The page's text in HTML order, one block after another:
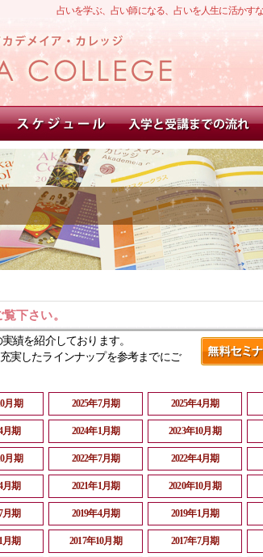
占いを学ぶ、占い師になる、占いを人生に活か
下さい。
績を紹介しております。
実したラインナップを参考までにご
月期 2025年7月期 2025年4月期
月期 2024年1月期 2023年10月期
月期 2022年7月期 2022年4月期
月期 2021年1月期 2020年10月期
月期 2019年4月期 2019年1月期
月期 2017年10月期 2017年7月期